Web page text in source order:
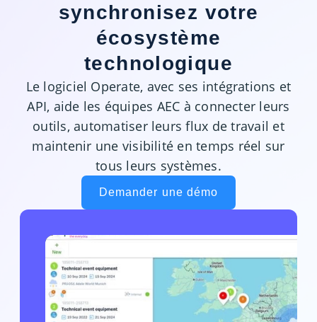
synchronisez votre
écosystème
technologique
Le logiciel Operate, avec ses intégrations et
API, aide les équipes AEC à connecter leurs
outils, automatiser leurs flux de travail et
maintenir une visibilité en temps réel sur
tous leurs systèmes.
Demander une démo